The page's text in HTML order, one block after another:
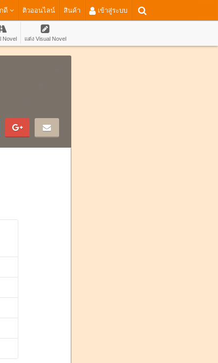
ดี ติวออนไลน์ สินค้า เข้าสู่ระบบ
Novel แต่ง Visual Novel